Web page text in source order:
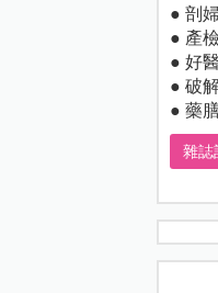
● 剖
● 產
● 好
● 破
● 藥
雜誌